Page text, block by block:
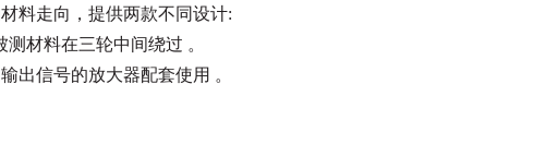
料走向，提供两款不同设计:
材料在三轮中间绕过 。
出信号的放大器配套使用 。